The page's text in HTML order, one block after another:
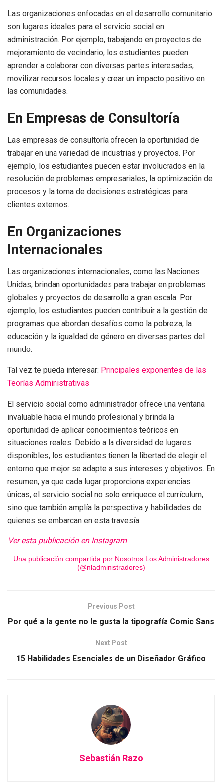
Las organizaciones enfocadas en el desarrollo comunitario
son lugares ideales para el servicio social en
administración. Por ejemplo, trabajando en proyectos de
mejoramiento de vecindario, los estudiantes pueden
aprender a colaborar con diversas partes interesadas,
movilizar recursos locales y crear un impacto positivo en
las comunidades.
En Empresas de Consultoría
Las empresas de consultoría ofrecen la oportunidad de
trabajar en una variedad de industrias y proyectos. Por
ejemplo, los estudiantes pueden estar involucrados en la
resolución de problemas empresariales, la optimización de
procesos y la toma de decisiones estratégicas para
clientes externos.
En Organizaciones
Internacionales
Las organizaciones internacionales, como las Naciones
Unidas, brindan oportunidades para trabajar en problemas
globales y proyectos de desarrollo a gran escala. Por
ejemplo, los estudiantes pueden contribuir a la gestión de
programas que abordan desafíos como la pobreza, la
educación y la igualdad de género en diversas partes del
mundo.
Tal vez te pueda interesar: Principales exponentes de las
Teorías Administrativas
El servicio social como administrador ofrece una ventana
invaluable hacia el mundo profesional y brinda la
oportunidad de aplicar conocimientos teóricos en
situaciones reales. Debido a la diversidad de lugares
disponibles, los estudiantes tienen la libertad de elegir el
entorno que mejor se adapte a sus intereses y objetivos. En
resumen, ya que cada lugar proporciona experiencias
únicas, el servicio social no solo enriquece el currículum,
sino que también amplía la perspectiva y habilidades de
quienes se embarcan en esta travesía.
Ver esta publicación en Instagram
Una publicación compartida por Nosotros Los Administradores
(@nladministradores)
Previous Post
Por qué a la gente no le gusta la tipografía Comic Sans
Next Post
15 Habilidades Esenciales de un Diseñador Gráfico
Sebastián Razo